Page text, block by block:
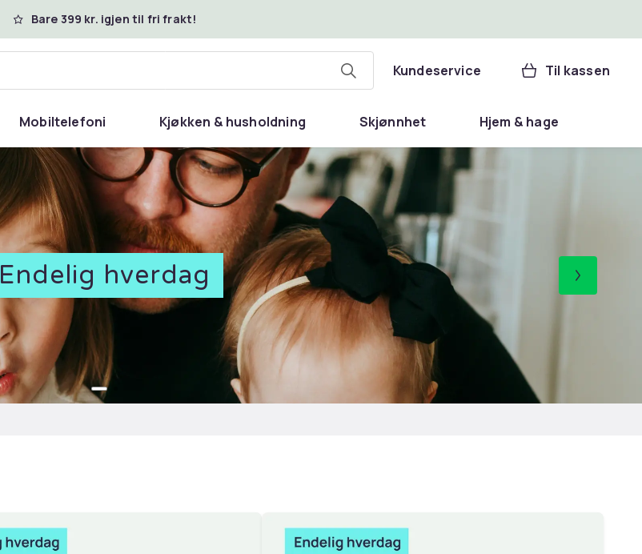
Bare 399 kr. igjen til fri frakt!
Kundeservice Til kassen
Mobiltelefoni Kjøkken & husholdning Skjønnhet Hjem & hage
Endelig hverdag